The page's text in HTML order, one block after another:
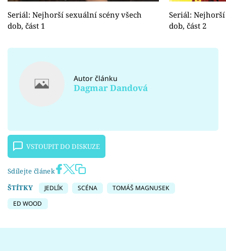
Seriál: Nejhorší sexuální scény všech
dob, část 1
Seriál:
dob, část 2
Autor článku
Dagmar Dandová
VSTOUPIT DO DISKUZE
Sdílejte článek
ŠTÍTKY
JEDLÍK SCÉNA
TOMÁŠ MAGNUSEK
ED WOOD